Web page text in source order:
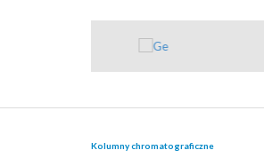
Kolumny chromatograficzne